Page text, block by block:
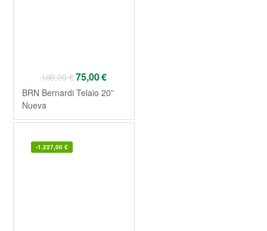
100,00€75,00€
BRN Bernardi Telaio 20”
Nueva
-1.227,00 €